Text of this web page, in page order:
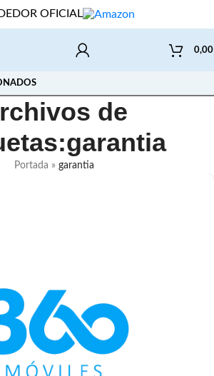
OFICIAL
de
Portada » garantia